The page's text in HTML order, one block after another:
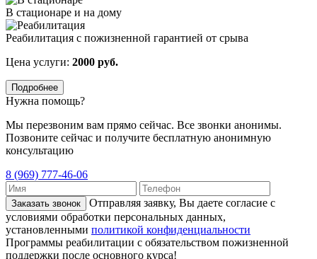
В стационаре и на дому
Реабилитация с пожизненной гарантией от срыва
Цена услуги: 2000 руб.
Подробнее
Нужна помощь?
Мы перезвоним вам прямо сейчас. Все звонки анонимы.
Позвоните сейчас и получите бесплатную анонимную
консультацию
8 (969) 777-46-06
Заказать звонок
Отправляя заявку, Вы даете согласие с
условиями обработки персональных данных,
установленными политикой конфиденциальности
Программы реабилитации с обязательством пожизненной
поддержки после основного курса!